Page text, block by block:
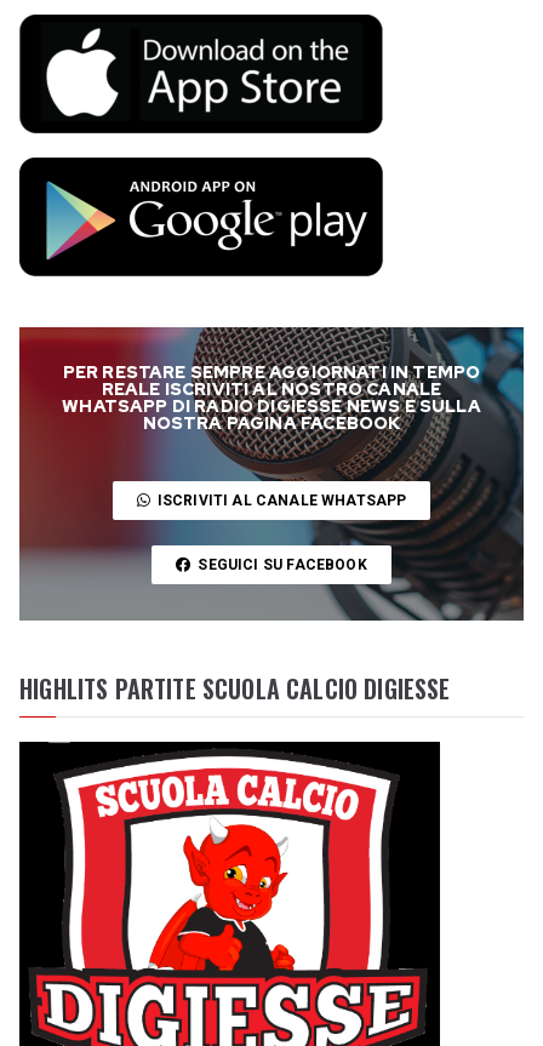
PER RESTARE SEMPRE AGGIORNATI IN TEMPO
REALE ISCRIVITI AL NOSTRO CANALE
WHATSAPP DI RADIO DIGIESSE NEWS E SULLA
NOSTRA PAGINA FACEBOOK
ISCRIVITI AL CANALE WHATSAPP
SEGUICI SU FACEBOOK
HIGHLITS PARTITE SCUOLA CALCIO DIGIESSE